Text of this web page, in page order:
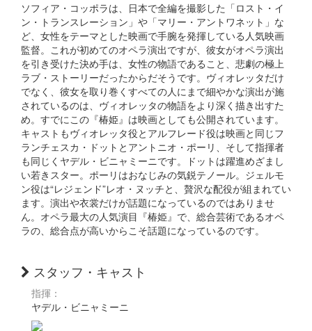
ソフィア・コッポラは、日本で全編を撮影した「ロスト・イ
ン・トランスレーション」や「マリー・アントワネット」な
ど、女性をテーマとした映画で手腕を発揮している人気映画
監督。これが初めてのオペラ演出ですが、彼女がオペラ演出
を引き受けた決め手は、女性の物語であること、悲劇の極上
ラブ・ストーリーだったからだそうです。ヴィオレッタだけ
でなく、彼女を取り巻くすべての人にまで細やかな演出が施
されているのは、ヴィオレッタの物語をより深く描き出すた
め。すでにこの『椿姫』は映画としても公開されています。
キャストもヴィオレッタ役とアルフレード役は映画と同じフ
ランチェスカ・ドットとアントニオ・ポーリ、そして指揮者
も同じくヤデル・ビニャミーニです。ドットは躍進めざまし
い若きスター。ポーリはおなじみの気鋭テノール。ジェルモ
ン役は“レジェンド”レオ・ヌッチと、贅沢な配役が組まれてい
ます。演出や衣裳だけが話題になっているのではありませ
ん。オペラ最大の人気演目『椿姫』で、総合芸術であるオペ
ラの、総合点が高いからこそ話題になっているのです。
スタッフ・キャスト
指揮：
ヤデル・ビニャミーニ